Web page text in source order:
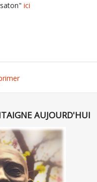
ici
AUJOURD'HUI